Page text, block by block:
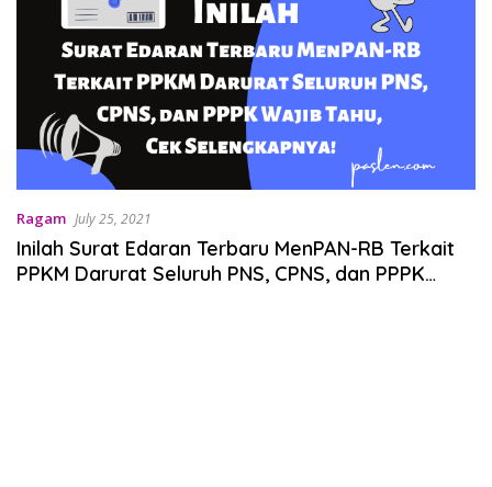
Ragam July 25, 2021
Inilah Surat Edaran Terbaru MenPAN-RB Terkait
PPKM Darurat Seluruh PNS, CPNS, dan PPPK